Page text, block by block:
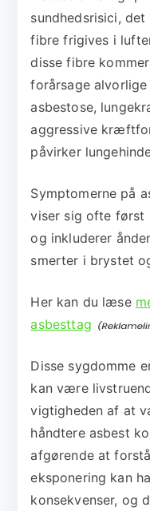
sundhedsrisici,
fibre frigives i
disse fibre
forårsage
asbestose,
aggressive
påvirker
Symptomerne på
viser sig ofte først
og inkluderer
smerter i brystet
Her kan du læse
asbesttag
Disse sygdomme
kan være
vigtigheden af at
håndtere asbest
afgørende at
eksponering kan
konsekvenser, og